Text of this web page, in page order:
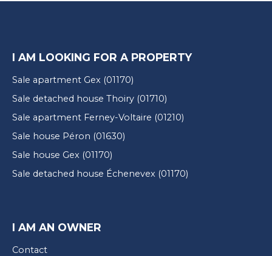
I AM LOOKING FOR A PROPERTY
Sale apartment Gex (01170)
Sale detached house Thoiry (01710)
Sale apartment Ferney-Voltaire (01210)
Sale house Péron (01630)
Sale house Gex (01170)
Sale detached house Échenevex (01170)
I AM AN OWNER
Contact